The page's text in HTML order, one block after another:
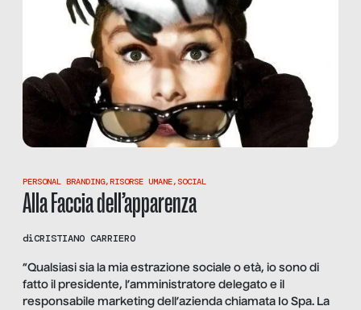
PERSONAL BRANDING,RISORSE UMANE, SOCIAL
Alla Faccia dell’apparenza
diCRISTIANO CARRIERO
“Qualsiasi sia la mia estrazione sociale o età, io sono di
fatto il presidente, l’amministratore delegato e il
responsabile marketing dell’azienda chiamata Io Spa. La